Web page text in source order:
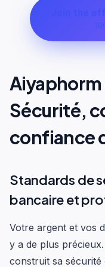
Join the
Sécurité,
confiance
Standards de
bancaire et
Votre argent et vos
y a de plus
construit sa sécurité